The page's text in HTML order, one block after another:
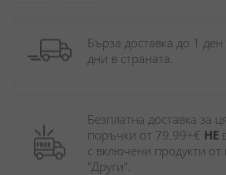
Бърза доставка до 1
дни в страната.
Безплатна доставка за
поръчки от 79.99+€ НЕ
с включени продукти от
"Други".